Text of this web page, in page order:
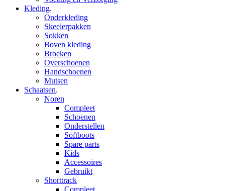
Kleding.
Onderkleding
Skeelerpakken
Sokken
Boven kleding
Broeken
Overschoenen
Handschoenen
Mutsen
Schaatsen.
Noren
Compleet
Schoenen
Onderstellen
Softboots
Spare parts
Kids
Accessoires
Gebruikt
Shorttrack
Compleet